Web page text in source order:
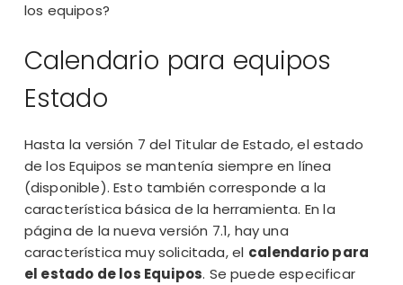
los equipos?
Calendario para equipos
Estado
Hasta la versión 7 del Titular de Estado, el estado
de los Equipos se mantenía siempre en línea
(disponible). Esto también corresponde a la
característica básica de la herramienta. En la
página de la nueva versión 7.1, hay una
característica muy solicitada, el calendario para
el estado de los Equipos. Se puede especificar